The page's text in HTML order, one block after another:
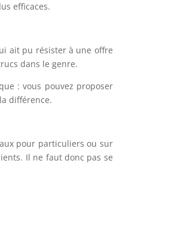
efficaces.
ait pu résister à une offre
dans le genre.
: vous pouvez proposer
différence.
pour particuliers ou sur
Il ne faut donc pas se